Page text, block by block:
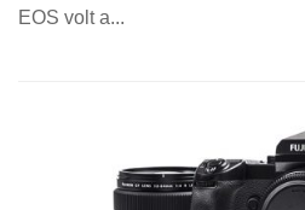
EOS volt a...